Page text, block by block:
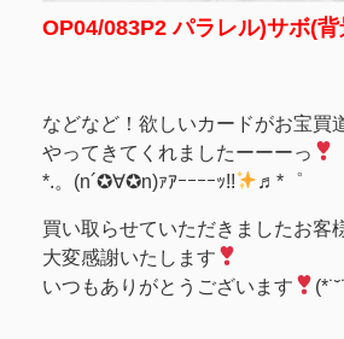
OP04/083P2 パラレル)サボ(
などなど！欲しいカードがお宝買
やってきてくれましたーーーっ
*.。(n´✪∀✪n)ｧｱｰｰｰｰｯ!!
♬*゜
買い取らせていただきましたお客
大変感謝いたします
いつもありがとうございます